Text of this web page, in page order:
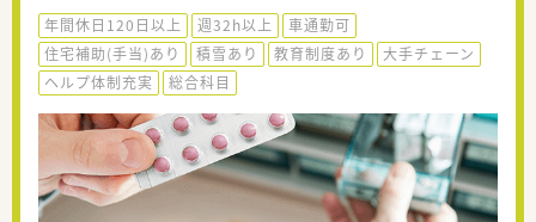
年間休日120日以上 週32h以上
車通勤可
住宅補助(手当)あり
積雪あり 教育制度あり
大手チェーン
ヘルプ体制充実
総合科目